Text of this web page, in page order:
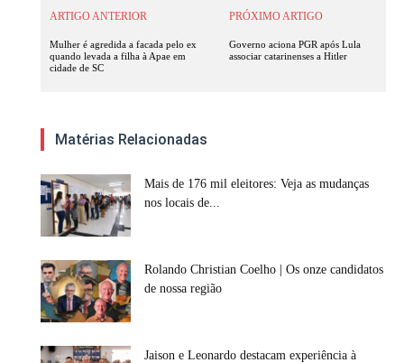
ARTIGO ANTERIOR
Mulher é agredida a facada pelo ex
quando levada a filha à Apae em
cidade de SC
PRÓXIMO ARTIGO
Governo aciona PGR após Lula
associar catarinenses a Hitler
Matérias Relacionadas
Mais de 176 mil eleitores: Veja as mudanças
nos locais de...
Rolando Christian Coelho | Os onze candidatos
de nossa região
Jaison e Leonardo destacam experiência à